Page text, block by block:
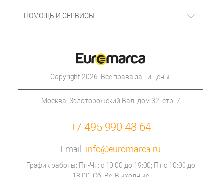
ПОМОЩЬ И СЕРВИСЫ
Copyright 2026. Все права защищены.
Москва, Золоторожский Вал, дом 32, стр. 7
+7 495 990 48 64
Email: info@euromarca.ru
График работы: Пн-Чт: с 10:00 до 19:00; Пт с 10:00 до